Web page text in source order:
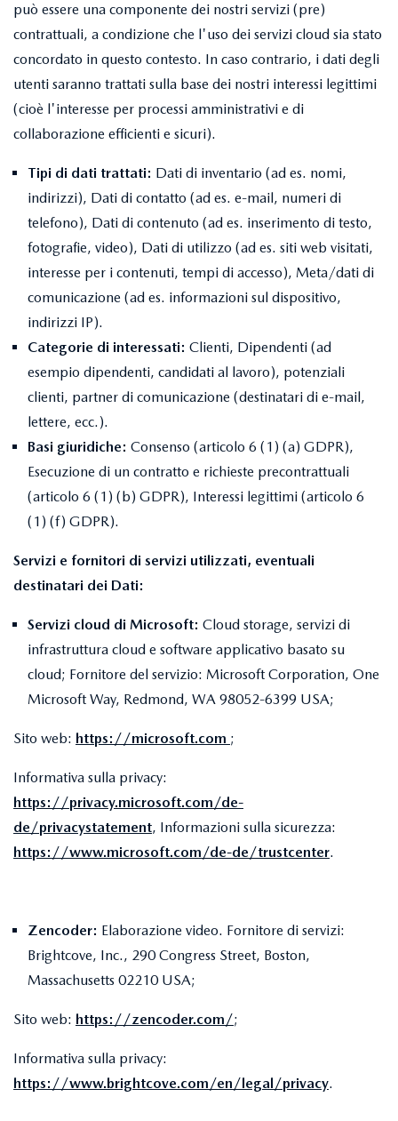
può essere una componente dei nostri servizi (pre)
contrattuali, a condizione che l'uso dei servizi cloud sia stato
concordato in questo contesto. In caso contrario, i dati degli
utenti saranno trattati sulla base dei nostri interessi legittimi
(cioè l'interesse per processi amministrativi e di
collaborazione efficienti e sicuri).
Tipi di dati trattati: Dati di inventario (ad es. nomi,
indirizzi), Dati di contatto (ad es. e-mail, numeri di
telefono), Dati di contenuto (ad es. inserimento di testo,
fotografie, video), Dati di utilizzo (ad es. siti web visitati,
interesse per i contenuti, tempi di accesso), Meta/dati di
comunicazione (ad es. informazioni sul dispositivo,
indirizzi IP).
Categorie di interessati: Clienti, Dipendenti (ad
esempio dipendenti, candidati al lavoro), potenziali
clienti, partner di comunicazione (destinatari di e-mail,
lettere, ecc.).
Basi giuridiche: Consenso (articolo 6 (1) (a) GDPR),
Esecuzione di un contratto e richieste precontrattuali
(articolo 6 (1) (b) GDPR), Interessi legittimi (articolo 6
(1) (f) GDPR).
Servizi e fornitori di servizi utilizzati, eventuali
destinatari dei Dati:
Servizi cloud di Microsoft: Cloud storage, servizi di
infrastruttura cloud e software applicativo basato su
cloud; Fornitore del servizio: Microsoft Corporation, One
Microsoft Way, Redmond, WA 98052-6399 USA;
Sito web: https://microsoft.com ;
Informativa sulla privacy:
https://privacy.microsoft.com/de-
de/privacystatement, Informazioni sulla sicurezza:
https://www.microsoft.com/de-de/trustcenter.
Zencoder: Elaborazione video. Fornitore di servizi:
Brightcove, Inc., 290 Congress Street, Boston,
Massachusetts 02210 USA;
Sito web: https://zencoder.com/;
Informativa sulla privacy:
https://www.brightcove.com/en/legal/privacy.